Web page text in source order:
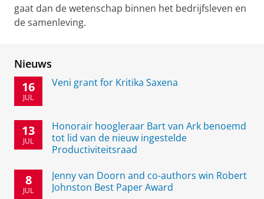
gaat dan de wetenschap binnen het bedrijfsleven en
de samenleving.
Nieuws
16
JUL
Veni grant for Kritika Saxena
13
JUL
Honorair hoogleraar Bart van Ark benoemd
tot lid van de nieuw ingestelde
Productiviteitsraad
8
JUL
Jenny van Doorn and co-authors win Robert
Johnston Best Paper Award